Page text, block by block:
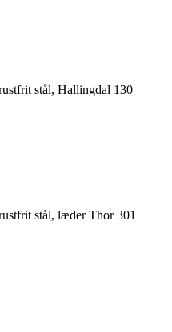
stål, Hallingdal 130
stål, læder Thor 301